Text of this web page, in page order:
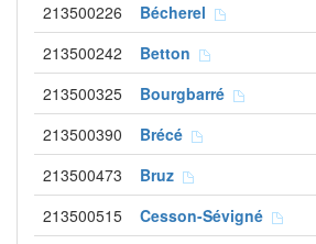
213500226 Bécherel
213500242 Betton
213500325 Bourgbarré
213500390 Brécé
213500473 Bruz
213500515 Cesson-Sévigné